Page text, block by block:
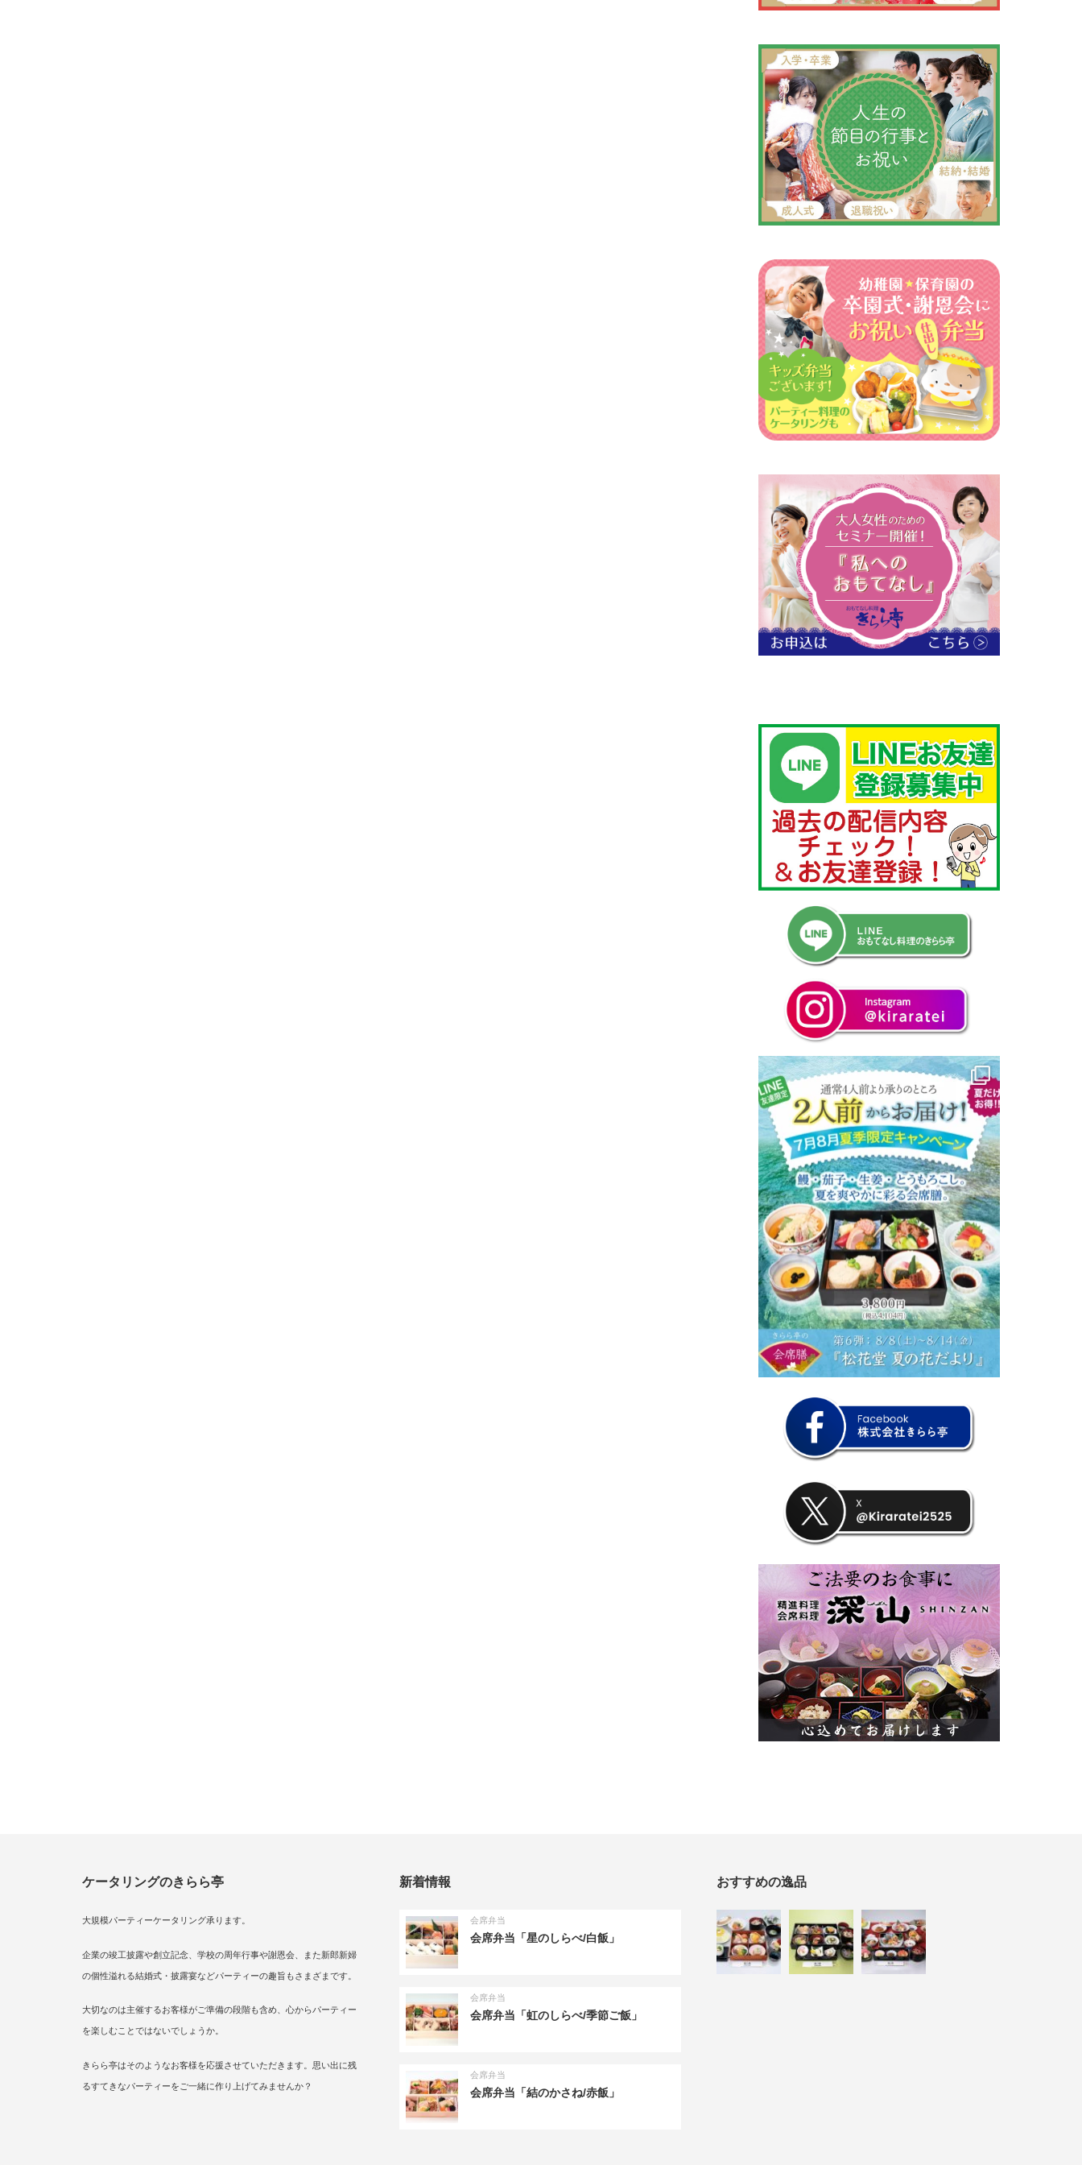
ケータリングのきらら亭
大規模パーティーケータリング承ります。
企業の竣工披露や創立記念、学校の周年行事や謝恩会、また新郎新婦
の個性溢れる結婚式・披露宴などパーティーの趣旨もさまざまです。
大切なのは主催するお客様がご準備の段階も含め、心からパーティー
を楽しむことではないでしょうか。
きらら亭はそのようなお客様を応援させていただきます。思い出に残
るすてきなパーティーをご一緒に作り上げてみませんか？
新着情報
会席弁当
会席弁当「星のしらべ/白飯」
会席弁当
会席弁当「虹のしらべ/季節ご飯」
会席弁当
会席弁当「結のかさね/赤飯」
おすすめの逸品